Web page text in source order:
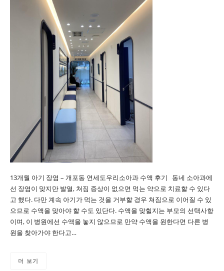
13개월 아기 장염 – 개포동 연세도우리소아과 수액 후기 동네 소아과에
선 장염이 맞지만 발열, 쳐짐 증상이 없으면 먹는 약으로 치료할 수 있다
고 했다. 다만 계속 아기가 먹는 것을 거부할 경우 쳐짐으로 이어질 수 있
으므로 수액을 맞아야 할 수도 있단다. 수액을 맞힐지는 부모의 선택사항
이며, 이 병원에선 수액을 놓지 않으므로 만약 수액을 원한다면 다른 병
원을 찾아가야 한다고…
더 보기